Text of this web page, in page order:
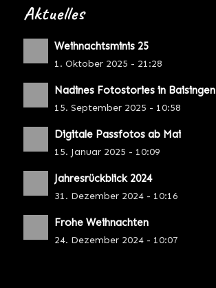
Aktuelles
Weihnachtsminis 25
1. Oktober 2025 - 21:28
Nadines Fotostories in Baisingen
15. September 2025 - 10:58
Digitale Passfotos ab Mai
15. Januar 2025 - 10:09
Jahresrückblick 2024
31. Dezember 2024 - 10:16
Frohe Weihnachten
24. Dezember 2024 - 10:07